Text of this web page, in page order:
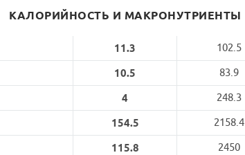
КАЛОРИЙНОСТЬ И МАКРОНУТРИЕНТЫ
11.3 102.5
10.5 83.9
4 248.3
154.5 2158.4
115.8 2450